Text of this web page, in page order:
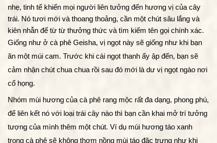
nhẹ, tinh tế khiến mọi người liên tưởng đến hương vị của cây
trái. Nó tươi mới và thoang thoảng, cần một chút sâu lắng và
kiên nhẫn để từ từ thưởng thức và tìm kiếm tên gọi chính xác.
Giống như ở cà phê Geisha, vị ngọt này sẽ giống như khi bạn
ăn một múi cam. Trước khi cái ngọt thanh ấy ập đến, bạn sẽ
cảm nhận chút chua chua rồi sau đó mới là dư vị ngọt ngào nơi
cổ họng.
Nhóm mùi hương của cà phê rang mộc rất đa dạng, phong phú,
để liên kết nó với loại trái cây nào thì bạn cần khai mở trí tưởng
tượng của mình thêm một chút. Ví dụ mùi hương táo xanh
trong cà phê sẽ không thơm nồng mùi táo đặc trưng như khi